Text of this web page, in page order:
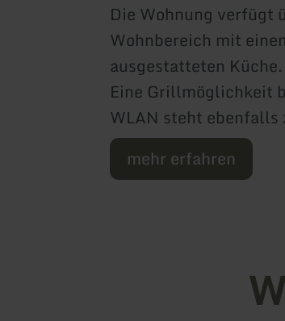
Die Wohnung verfügt
Wohnbereich mit
ausgestatteten Küche.
Eine Grillmöglichkeit
WLAN steht ebenfalls
mehr erfahren